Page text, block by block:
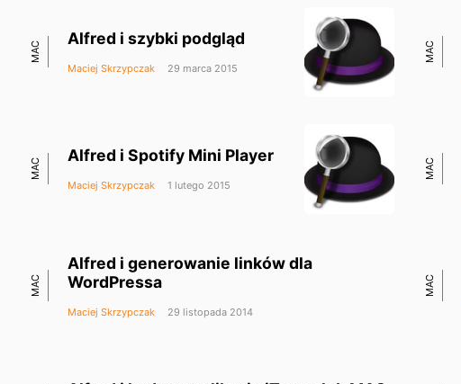
MAC
Alfred i szybki podgląd
Maciej Skrzypczak 29 marca 2015
MAC
MAC
Alfred i Spotify Mini Player
Maciej Skrzypczak 1 lutego 2015
MAC
MAC
Alfred i generowanie linków dla
WordPressa
Maciej Skrzypczak 29 listopada 2014
MAC